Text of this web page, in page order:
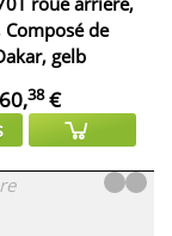
Composé de
gelb
38€